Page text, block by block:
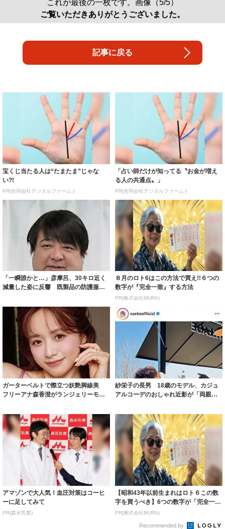
これが最後の一枚です。画像（5/5）
ご覧いただきありがとうございました。
記事に戻る
宝くじ当たる人は“たまたま”じゃな
い?!
PR(合同会社デジタルファーム )
「占い師だけが知ってる〝お金が増え
る人の共通点〟」
PR(合同会社デジタルファーム )
「一瞬誰かと…」彦摩呂、30キロ近く
減量した姿に反響 既製品の防護服が
８月のロト6はこの方法で買え!!６つの
数字が『完全一致』する方法
PR(株式会社MURA)
ガーターベルトで際立つ妖艶脚線美
フリーアナ森香澄がランジェリーモデ
紗栄子の長男 18歳のモデル、カジュ
アルコーデのおしゃれ近影が「両親の
アマゾンで大人気！血圧対策はコーヒ
ーに足してみて
PR(森永乳業)
【昭和43年以前生まれはロト６この数
字を買うべき】6つの数字が「完全一
致」する方...
PR(株式会社MURA)
Recommended by